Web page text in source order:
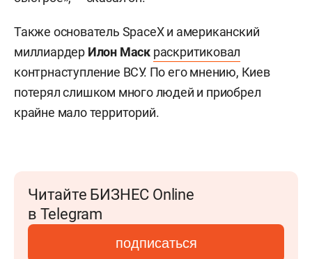
Также основатель SpaceX и американский
миллиардер Илон Маск раскритиковал
контрнаступление ВСУ. По его мнению, Киев
потерял слишком много людей и приобрел
крайне мало территорий.
Читайте БИЗНЕС Online
в Telegram
подписаться